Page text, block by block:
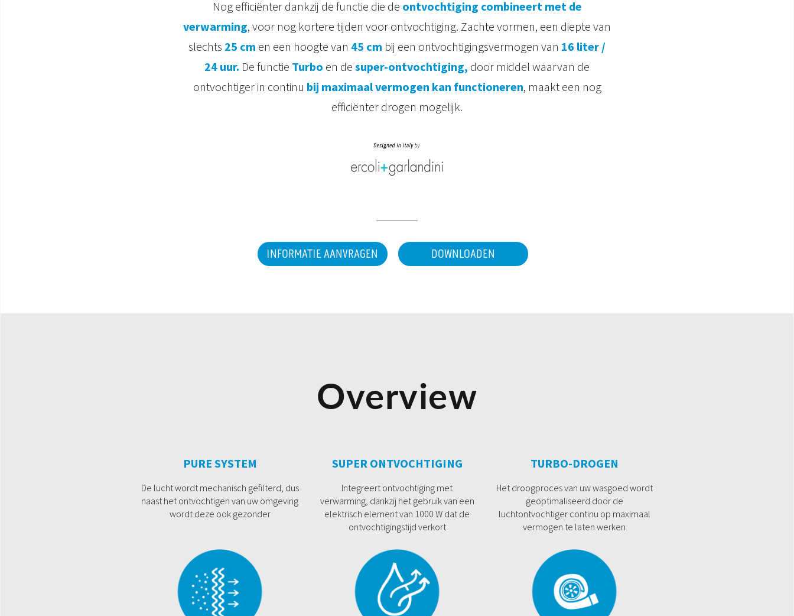
Nog efficiënter dankzij de functie die de ontvochtiging combineert met de
verwarming, voor nog kortere tijden voor ontvochtiging. Zachte vormen, een diepte van
slechts 25 cm en een hoogte van 45 cm bij een ontvochtigingsvermogen van 16 liter /
24 uur. De functie Turbo en de super-ontvochtiging, door middel waarvan de
ontvochtiger in continu bij maximaal vermogen kan functioneren, maakt een nog
efficiënter drogen mogelijk.
INFORMATIE AANVRAGEN DOWNLOADEN
Overview
PURE SYSTEM
De lucht wordt mechanisch gefilterd, dus
naast het ontvochtigen van uw omgeving
wordt deze ook gezonder
SUPER ONTVOCHTIGING
Integreert ontvochtiging met
verwarming, dankzij het gebruik van een
elektrisch element van 1000 W dat de
ontvochtigingstijd verkort
TURBO-DROGEN
Het droogproces van uw wasgoed wordt
geoptimaliseerd door de
luchtontvochtiger continu op maximaal
vermogen te laten werken